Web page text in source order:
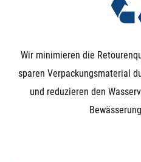
Wir minimieren die
sparen Verpackungsmaterial
und reduzieren den